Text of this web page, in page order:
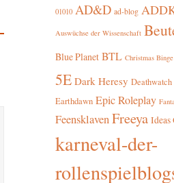
01010 AD&D ad-blog
Auswüchse der Wissenschaft
Blue Planet BTL Christmas Binge
5E Dark Heresy Deathwatch
Earthdawn Epic Roleplay
Feensklaven Freeya
karneval-der-